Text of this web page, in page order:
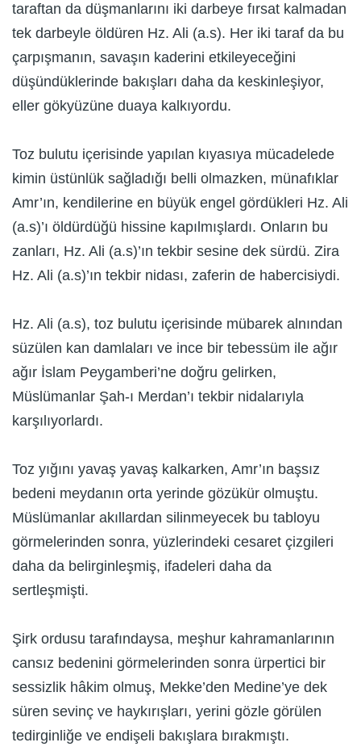
taraftan da düşmanlarını iki darbeye fırsat kalmadan
tek darbeyle öldüren Hz. Ali (a.s). Her iki taraf da bu
çarpışmanın, savaşın kaderini etkileyeceğini
düşündüklerinde bakışları daha da keskinleşiyor,
eller gökyüzüne duaya kalkıyordu.
Toz bulutu içerisinde yapılan kıyasıya mücadelede
kimin üstünlük sağladığı belli olmazken, münafıklar
Amr’ın, kendilerine en büyük engel gördükleri Hz. Ali
(a.s)’ı öldürdüğü hissine kapılmışlardı. Onların bu
zanları, Hz. Ali (a.s)’ın tekbir sesine dek sürdü. Zira
Hz. Ali (a.s)’ın tekbir nidası, zaferin de habercisiydi.
Hz. Ali (a.s), toz bulutu içerisinde mübarek alnından
süzülen kan damlaları ve ince bir tebessüm ile ağır
ağır İslam Peygamberi’ne doğru gelirken,
Müslümanlar Şah-ı Merdan’ı tekbir nidalarıyla
karşılıyorlardı.
Toz yığını yavaş yavaş kalkarken, Amr’ın başsız
bedeni meydanın orta yerinde gözükür olmuştu.
Müslümanlar akıllardan silinmeyecek bu tabloyu
görmelerinden sonra, yüzlerindeki cesaret çizgileri
daha da belirginleşmiş, ifadeleri daha da
sertleşmişti.
Şirk ordusu tarafındaysa, meşhur kahramanlarının
cansız bedenini görmelerinden sonra ürpertici bir
sessizlik hâkim olmuş, Mekke’den Medine’ye dek
süren sevinç ve haykırışları, yerini gözle görülen
tedirginliğe ve endişeli bakışlara bırakmıştı.